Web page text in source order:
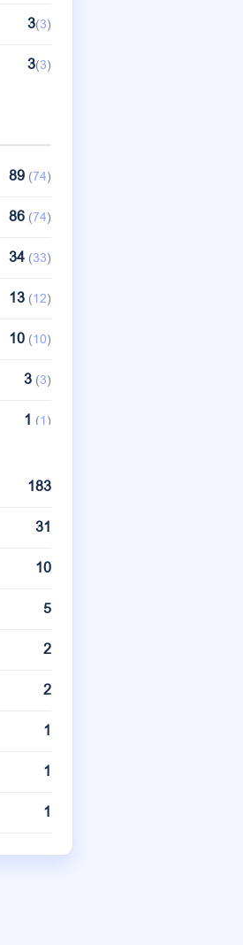
3(3)
3(3)
3(3)
89 (74)
86 (74)
34 (33)
13 (12)
10 (10)
3 (3)
1 (1)
183
31
10
5
2
2
1
1
1